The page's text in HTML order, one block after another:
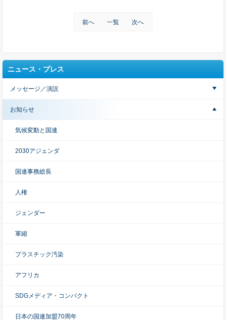
前へ 一覧 次へ
ニュース・プレス
メッセージ／演説
お知らせ
気候変動と国連
2030アジェンダ
国連事務総長
人権
ジェンダー
軍縮
プラスチック汚染
アフリカ
SDGメディア・コンパクト
日本の国連加盟70周年